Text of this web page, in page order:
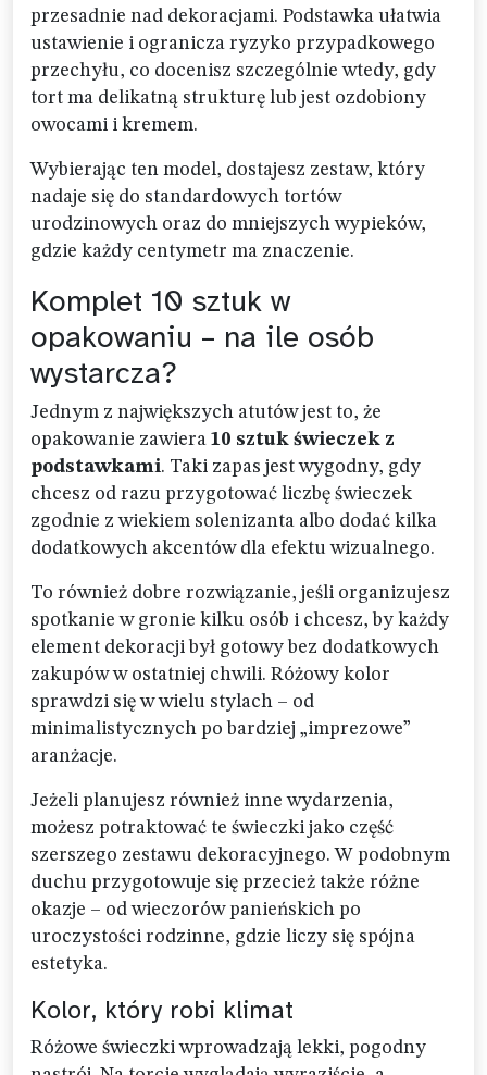
przesadnie nad dekoracjami. Podstawka ułatwia
ustawienie i ogranicza ryzyko przypadkowego
przechyłu, co docenisz szczególnie wtedy, gdy
tort ma delikatną strukturę lub jest ozdobiony
owocami i kremem.
Wybierając ten model, dostajesz zestaw, który
nadaje się do standardowych tortów
urodzinowych oraz do mniejszych wypieków,
gdzie każdy centymetr ma znaczenie.
Komplet 10 sztuk w
opakowaniu – na ile osób
wystarcza?
Jednym z największych atutów jest to, że
opakowanie zawiera 10 sztuk świeczek z
podstawkami. Taki zapas jest wygodny, gdy
chcesz od razu przygotować liczbę świeczek
zgodnie z wiekiem solenizanta albo dodać kilka
dodatkowych akcentów dla efektu wizualnego.
To również dobre rozwiązanie, jeśli organizujesz
spotkanie w gronie kilku osób i chcesz, by każdy
element dekoracji był gotowy bez dodatkowych
zakupów w ostatniej chwili. Różowy kolor
sprawdzi się w wielu stylach – od
minimalistycznych po bardziej „imprezowe”
aranżacje.
Jeżeli planujesz również inne wydarzenia,
możesz potraktować te świeczki jako część
szerszego zestawu dekoracyjnego. W podobnym
duchu przygotowuje się przecież także różne
okazje – od wieczorów panieńskich po
uroczystości rodzinne, gdzie liczy się spójna
estetyka.
Kolor, który robi klimat
Różowe świeczki wprowadzają lekki, pogodny